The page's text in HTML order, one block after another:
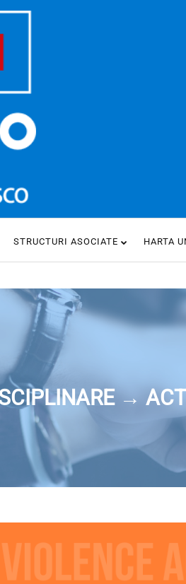
STRUCTURI ASOCIATE HARTA
→